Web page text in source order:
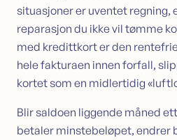
situasjoner er uventet regning,
reparasjon du ikke vil tømme
med kredittkort er den
hele fakturaen innen forfall,
kortet som en midlertidig
Blir saldoen liggende måned
betaler minstebeløpet, endrer